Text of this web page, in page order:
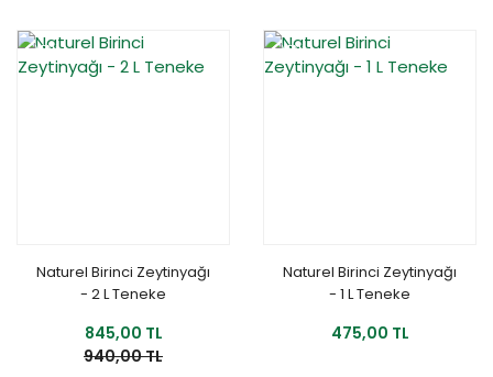
YENİ
Naturel Birinci Zeytinyağı
- 2 L Teneke
845,00 TL
940,00 TL
YENİ
Naturel Birinci Zeytinyağı
- 1 L Teneke
475,00 TL